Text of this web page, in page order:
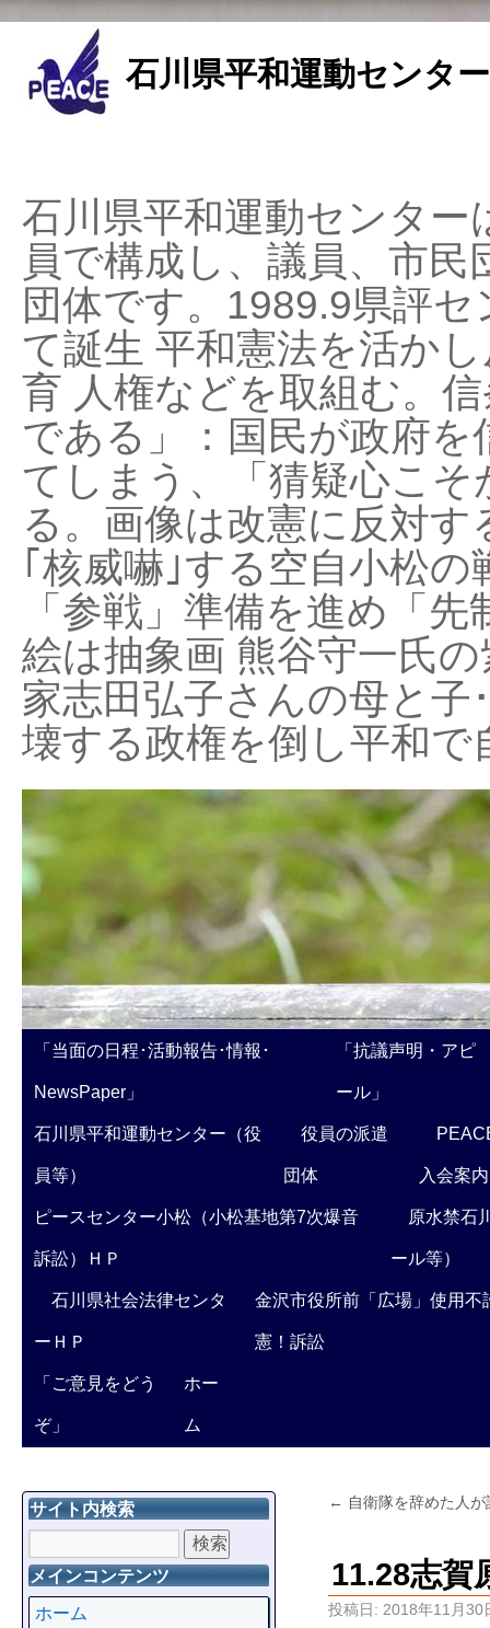
石川県平和運動センタ
石川県平和運動センタ
員で構成し、議員、市
団体です。1989.9県評
て誕生 平和憲法を活か
育 人権などを取組む。
である」：国民が政府
てしまう、「猜疑心こ
る。画像は改憲に反対
｢核威嚇｣する空自小松
「参戦」準備を進め「
絵は抽象画 熊谷守一氏
家志田弘子さんの母と子
壊する政権を倒し平和
「当面の日程･活動報告･情報･
NewsPaper」
「抗議声明・アピ
ール」
石川県平和運動センター（役
員等）
役員の派遣
団体 入会案内
ピースセンター小松（小松基地第7次爆音
訴訟）ＨＰ
原水禁石
ール等）
石川県社会法律センタ
ーＨＰ
金沢市役所前「広場」使用不
憲！訴訟
「ご意見をどう
ぞ」
ホー
ム
← 自衛隊を辞めた人
11.28志賀
投稿日: 2018年11月30
サイト内検索
メインコンテンツ
ホーム